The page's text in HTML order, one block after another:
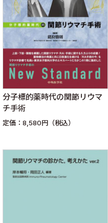
分子標的薬時代の関節リウマ
チ手術
定価：8,580円（税込）